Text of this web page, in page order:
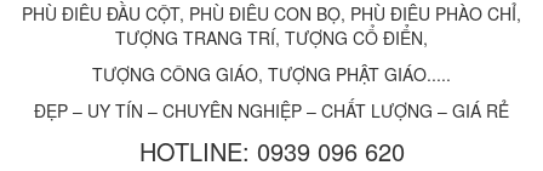
PHÙ ĐIÊU ĐẦU CỘT, PHÙ ĐIÊU CON BỌ, PHÙ ĐIÊU PHÀO CHỈ,
TƯỢNG TRANG TRÍ, TƯỢNG CỔ ĐIỂN,
TƯỢNG CÔNG GIÁO, TƯỢNG PHẬT GIÁO.....
ĐẸP – UY TÍN – CHUYÊN NGHIỆP – CHẤT LƯỢNG – GIÁ RẺ
HOTLINE: 0939 096 620